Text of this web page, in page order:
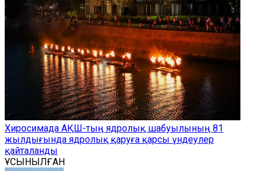
Хиросимада АҚШ-тың ядролық шабуылының 81
жылдығында ядролық қаруға қарсы үндеулер
қайталанды
ҰСЫНЫЛҒАН